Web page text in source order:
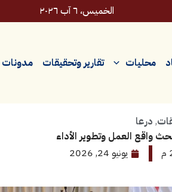
الخميس، ٦ آب ٢٠٢٦
محليات تقارير وتحقيقات مدونات
, درعا
واقع العمل وتطوير الأداء
يونيو 24, 2026